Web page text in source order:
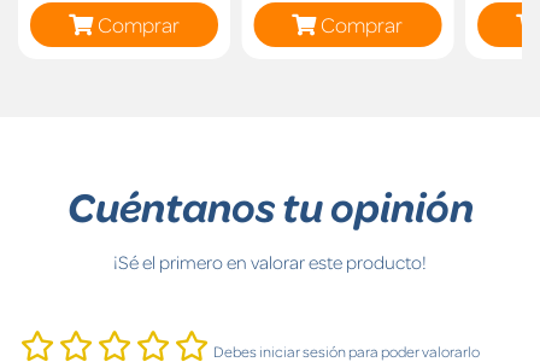
Comprar
Comprar
Cuéntanos tu opinión
¡Sé el primero en valorar este producto!
Debes iniciar sesión para poder valorarlo